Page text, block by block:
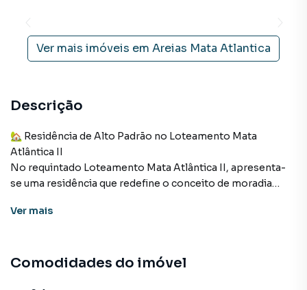
Ver mais imóveis em Areias Mata Atlantica
Descrição
🏡 Residência de Alto Padrão no Loteamento Mata
Atlântica II
No requintado Loteamento Mata Atlântica II, apresenta-
se uma residência que redefine o conceito de moradia
Com 93 m² de área construída em um terreno de 180 m²,
Ver mais
Comodidades do imóvel